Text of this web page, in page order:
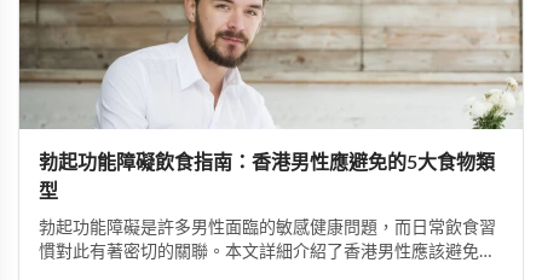
勃起功能障礙飲食指南：香港男性應避免的5大食物類
型
勃起功能障礙是許多男性面臨的敏感健康問題，而日常飲食習
慣對此有著密切的關聯。本文詳細介紹了香港男性應該避免或